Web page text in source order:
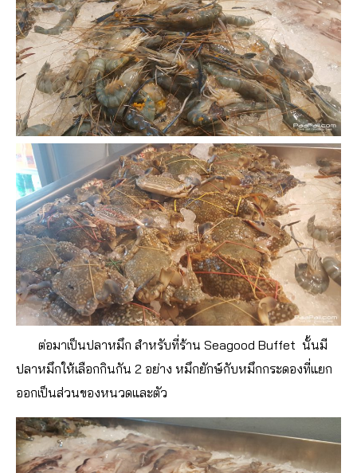
ต่อมาเป็นปลาหมึก สำหรับที่ร้าน Seagood Buffet นั้นมี
ปลาหมึกให้เลือกกินกัน 2 อย่าง หมึกยักษ์กับหมึกกระดองที่แยก
ออกเป็นส่วนของหนวดและตัว